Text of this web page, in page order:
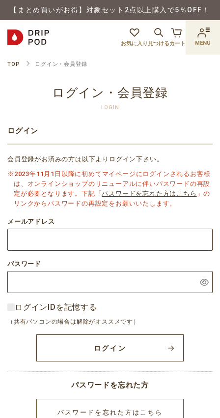
【まとめ買いがお得】対象セット2点以上購入で5％OFF！
お気に入り 見つけるカート MENU
TOP ログイン・会員登録
ログイン・会員登録
LOGIN
ログイン
会員登録がお済みの方は以下よりログイン下さい。
※2023年11月1日以降に初めてマイページにログインされるお客様
は、オンラインショップのリニューアルに伴いパスワードの再設
定が必要となります。下記「パスワードを忘れた方はこちら 」の
リンクからパスワードの再設定をお願いいたします。
メールアドレス
パスワード
ログインIDを記憶する
（共有パソコンの場合は解除がオススメです）
ログイン
パスワードを忘れた方
パスワードを忘れた方はこちら